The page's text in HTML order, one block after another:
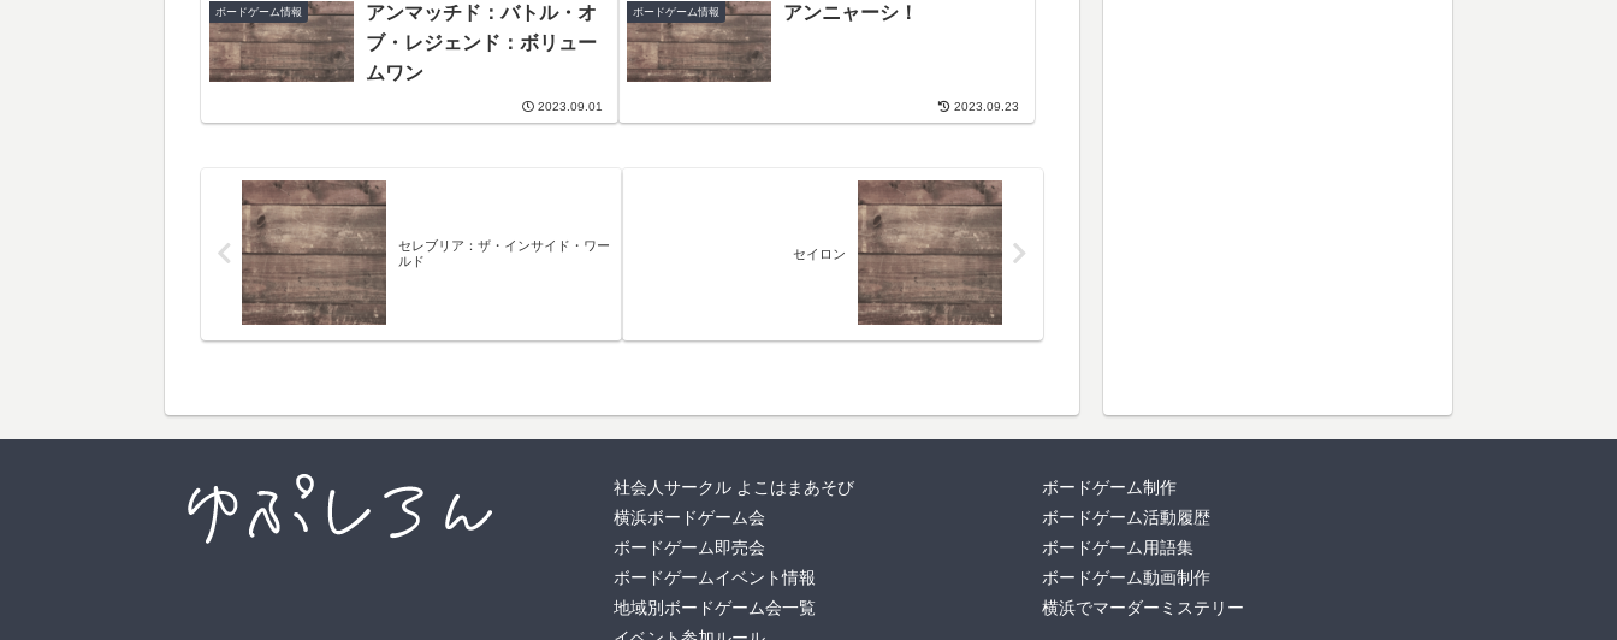
ボードゲーム情報
アンマッチド：バトル・オ
ブ・レジェンド：ボリュー
ムワン
2023.09.01
ボードゲーム情報 アンニャーシ！
2023.09.23
セレブリア：ザ・インサイド・ワー
ルド
セイロン
社会人サークル よこはまあそび
横浜ボードゲーム会
ボードゲーム即売会
ボードゲームイベント情報
地域別ボードゲーム会一覧
ボードゲーム制作
ボードゲーム活動履歴
ボードゲーム用語集
ボードゲーム動画制作
横浜でマーダーミステリー